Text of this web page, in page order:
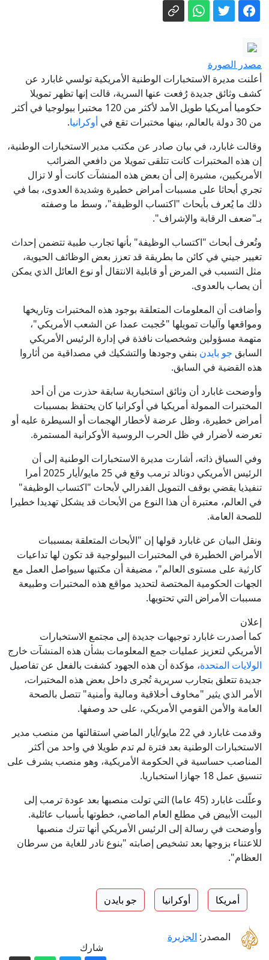
التموين
بارزاني للجزيرة: كردستان العراق يدعم
حصر السلاح ويرفض الانخراط في
صراعات المنطقة
موسكو تصعد هجماتها على كييف وتقصف
مؤسسة تصنع الرؤوس الحربية
مباشر - واشنطن تتوقع "اتفاقًا قريبًا" بشأن
هرمز.. والرئيس الإيراني: مستعدون
للدبلوماسية والحربأهمها بشأن رغيف الخبز.. 3 قرارات من
«التموين» تهم ملايين المواطنين
مصدر الصورة
أعلنت مديرة الاستخبارات الوطنية الأمريكية تولسي غابارد عن
كشف وثائق جديدة رُفعت عنها السرية، قالت إنها تظهر تمويلا
حكوميا أمريكيا طويل الأمد لأكثر من 120 مختبرا بيولوجيا في أكثر
من 30 دولة بالعالم، بينها مختبرات تقع في
أوكرانيا.
وقالت غابارد، في بيان صادر عن مكتب مدير الاستخبارات الوطنية،
إن هذه المختبرات كانت تتلقى تمويلا من دافعي الضرائب
الأمريكيين، مشيرة إلى أن بعض هذه المنشآت كانت أو لا تزال
تجري أبحاثا على مسببات أمراض خطيرة وشديدة العدوى، بما في
ذلك ما يُعرف بأبحاث "اكتساب الوظيفة"، وسط ما وصفته
بـ"ضعف الرقابة والإشراف".
وتُعرف أبحاث "اكتساب الوظيفة" بأنها تجارب طبية تتضمن إحداث
تغيير جيني في كائن ما بطريقة قد تعزز بعض الوظائف الحيوية،
مثل التسبب في المرض أو قابلية الانتقال أو نوع العائل الذي يمكن
أن يصاب بالعدوى.
وأضافت أن المعلومات المتعلقة بوجود هذه المختبرات وتاريخها
ومواقعها وآليات تمويلها "حُجبت عمدا عن الشعب الأمريكي"،
متهمة مسؤولين وشخصيات نافذة في إدارة الرئيس الأمريكي
السابق جو بايدن بنفي وجودها والتشكيك في مصداقية من أثاروا
هذه القضية في السابق.
وأوضحت غابارد أن وثائق استخبارية سابقة حذرت من أن أحد
المختبرات الممولة أمريكيا في أوكرانيا كان يحتفظ بمسببات
أمراض خطيرة، وظل عرضة لأخطار الهجمات أو السيطرة عليه أو
تعرضه لأضرار في ظل الحرب الروسية الأوكرانية المستمرة.
وفي السياق ذاته، أشارت مديرة الاستخبارات الوطنية إلى أن
الرئيس الأمريكي دونالد ترمب وقع في 25 مايو/أيار 2025 أمرا
تنفيذيا يقضي بوقف التمويل الفدرالي لأبحاث "اكتساب الوظيفة"
في العالم، معتبرة أن هذا النوع من الأبحاث قد يشكل تهديدا خطيرا
للصحة العامة.
ونقل البيان عن غابارد قولها إن "الأبحاث المتعلقة بمسببات
الأمراض الخطيرة في المختبرات البيولوجية قد تكون لها تداعيات
كارثية على مستوى العالم"، مضيفة أن مكتبها سيواصل العمل مع
الجهات الحكومية المختصة لتحديد مواقع هذه المختبرات وطبيعة
مسببات الأمراض التي تحتويها.
إعلان
كما أصدرت غابارد توجيهات جديدة إلى مجتمع الاستخبارات
الأمريكي لتعزيز عمليات جمع المعلومات بشأن هذه المنشآت خارج
الولايات المتحدة، مؤكدة أن هذه الجهود كشفت بالفعل عن تفاصيل
جديدة تتعلق بتجارب سريرية تُجرى داخل بعض هذه المختبرات،
الأمر الذي يثير "مخاوف أخلاقية ومالية وأمنية" تتصل بالصحة
العامة والأمن القومي الأمريكي، على حد وصفها.
وقدمت غابارد في 22 مايو/أيار الماضي استقالتها من منصب مدير
الاستخبارات الوطنية بعد فترة لم تدم طويلا في واحد من أكثر
المناصب حساسية في الحكومة الأمريكية، وهو منصب يشرف على
تنسيق عمل 18 جهازا استخباريا.
وعلّلت غابارد (45 عاما) التي تولت منصبها بعد عودة ترمب إلى
البيت الأبيض في مطلع العام الماضي، خطوتها بأسباب عائلية.
وأوضحت في رسالة إلى الرئيس الأمريكي أنها تترك منصبها
للاعتناء بزوجها بعد تشخيص إصابته "بنوع نادر للغاية من سرطان
العظام".
أمريكا أوكرانيا جو بايدن
المصدر: الجزيرة
شارك